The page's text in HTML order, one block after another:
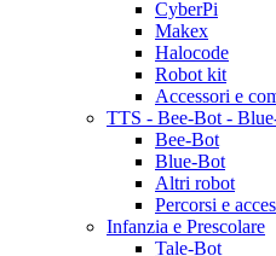
CyberPi
Makex
Halocode
Robot kit
Accessori e
TTS - Bee-Bot -
Bee-Bot
Blue-Bot
Altri robot
Percorsi e
Infanzia e Prescolare
Tale-Bot